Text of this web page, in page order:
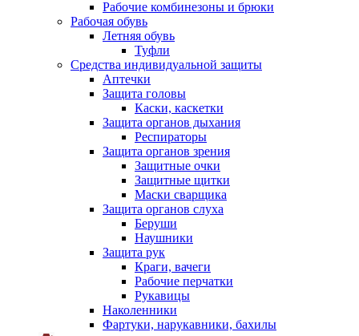
Рабочие комбинезоны и брюки
Рабочая обувь
Летняя обувь
Туфли
Средства индивидуальной защиты
Аптечки
Защита головы
Каски, каскетки
Защита органов дыхания
Респираторы
Защита органов зрения
Защитные очки
Защитные щитки
Маски сварщика
Защита органов слуха
Беруши
Наушники
Защита рук
Краги, вачеги
Рабочие перчатки
Рукавицы
Наколенники
Фартуки, нарукавники, бахилы